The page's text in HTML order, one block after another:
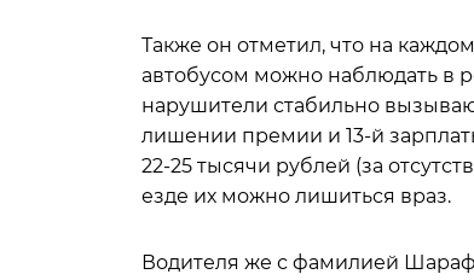
Также он отметил, что на
автобусом можно наблюдать в
нарушители стабильно
лишении премии и 13-й
22-25 тысячи рублей (за
езде их можно лишиться враз.
Водителя же с фамилией